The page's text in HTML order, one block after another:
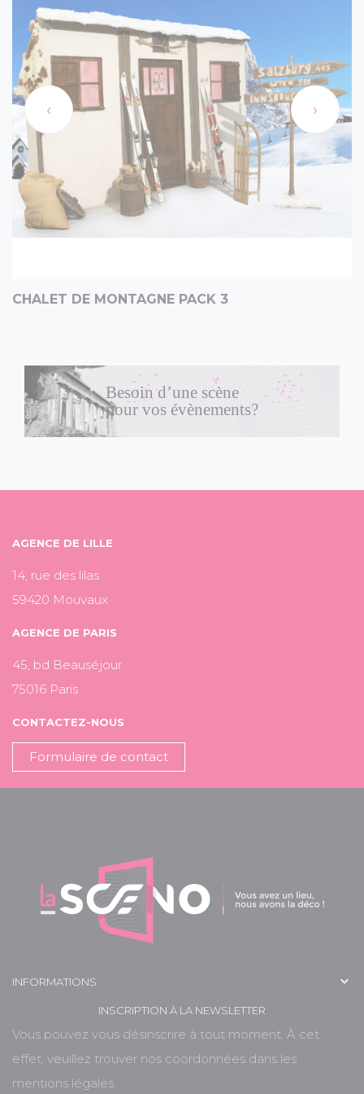
CHALET DE MONTAGNE PACK 3
‹ ›
Besoin d’une scène
pour vos évènements?
AGENCE DE LILLE
14, rue des lilas
59420 Mouvaux
AGENCE DE PARIS
45, bd Beauséjour
75016 Paris
CONTACTEZ-NOUS
Formulaire de contact
INFORMATIONS 
INSCRIPTION À LA NEWSLETTER
Vous pouvez vous désinscrire à tout moment. À cet
effet, veuillez trouver nos coordonnées dans les
mentions légales.